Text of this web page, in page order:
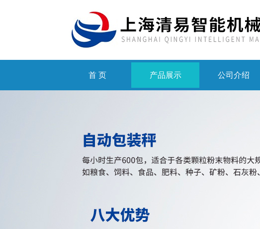
首 页 产品展示 公司介绍